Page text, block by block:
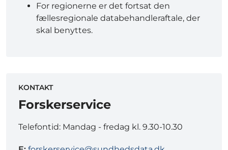
For regionerne er det fortsat den
fællesregionale databehandleraftale, der
skal benyttes.
KONTAKT
Forskerservice
Telefontid: Mandag - fredag kl. 9.30-10.30